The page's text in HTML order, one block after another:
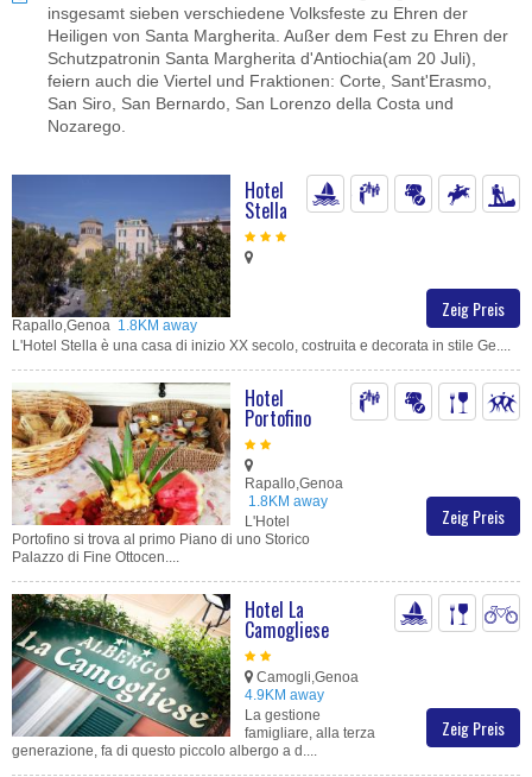
insgesamt sieben verschiedene Volksfeste zu Ehren der
Heiligen von Santa Margherita. Außer dem Fest zu Ehren der
Schutzpatronin Santa Margherita d'Antiochia(am 20 Juli),
feiern auch die Viertel und Fraktionen: Corte, Sant'Erasmo,
San Siro, San Bernardo, San Lorenzo della Costa und
Nozarego.
Zeig Preis
Hotel
Stella
Rapallo,Genoa 1.8KM away
L'Hotel Stella è una casa di inizio XX secolo, costruita e decorata in stile Ge....
Zeig Preis
Hotel
Portofino
Rapallo,Genoa
1.8KM away
L'Hotel
Portofino si trova al primo Piano di uno Storico
Palazzo di Fine Ottocen....
Zeig Preis
Hotel La
Camogliese
Camogli,Genoa
4.9KM away
La gestione
famigliare, alla terza
generazione, fa di questo piccolo albergo a d....